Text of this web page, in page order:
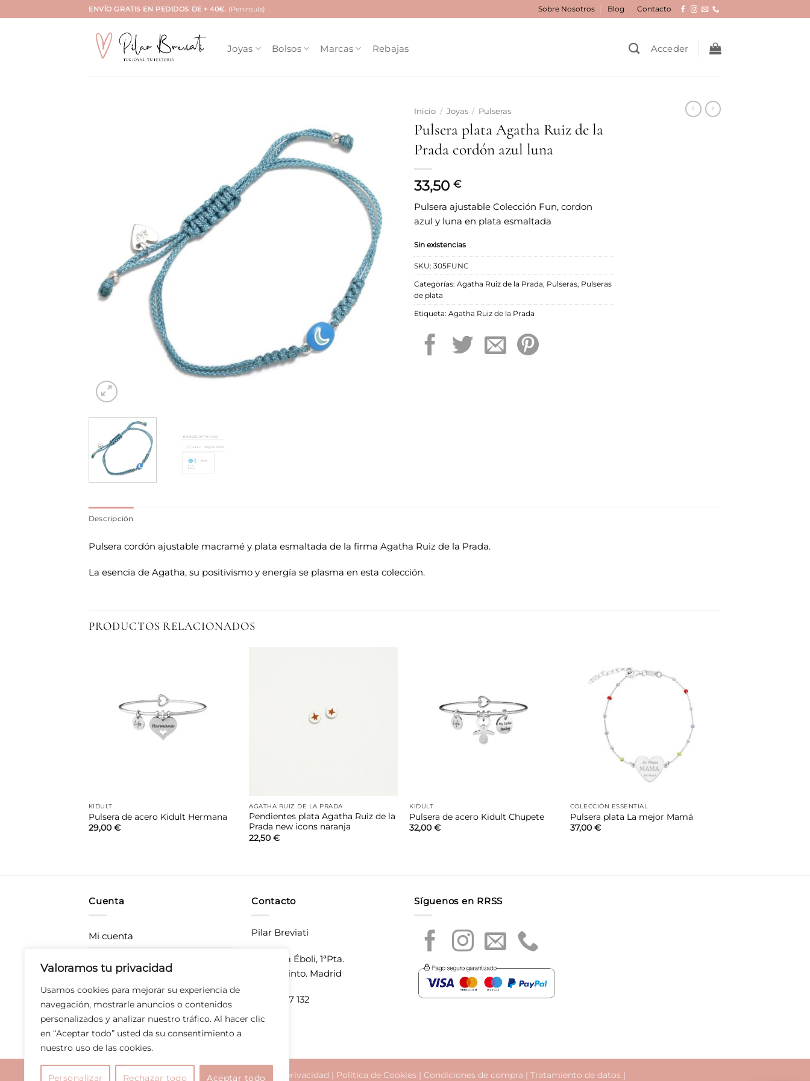
Valoramos tu privacidad
Usamos cookies para mejorar su experiencia de
navegación, mostrarle anuncios o contenidos
personalizados y analizar nuestro tráfico. Al hacer clic
en “Aceptar todo” usted da su consentimiento a
nuestro uso de las cookies.
Personalizar Rechazar todo Aceptar todo
al
ENVÍO GRATIS EN PEDIDOS DE + 40€. (Península) Sobre Nosotros Blog Contacto
Joyas Bolsos Marcas Rebajas Acceder
deseos
Inicio / Joyas / Pulseras
Pulsera plata Agatha Ruiz de la
Prada cordón azul luna
33,50 €
Pulsera ajustable Colección Fun, cordon
azul y luna en plata esmaltada
Sin existencias
SKU: 305FUNC
Categorías: Agatha Ruiz de la Prada, Pulseras, Pulseras
de plata
Etiqueta: Agatha Ruiz de la Prada
Descripción
Pulsera cordón ajustable macramé y plata esmaltada de la firma Agatha Ruiz de la Prada.
La esencia de Agatha, su positivismo y energía se plasma en esta colección.
PRODUCTOS RELACIONADOS
deseos
KIDULT
Pulsera de acero Kidult Hermana
29,00 €
AGATHA RUIZ DE LA PRADA
Pendientes plata Agatha Ruiz de la
Prada new icons naranja
22,50€
deseos
KIDULT
Pulsera de acero Kidult Chupete
32,00€
lista de
deseos
COLECCIÓN ESSENTIAL
Pulsera plata La mejor Mamá
37,00 €
Cuenta
Mi cuenta
Devoluciones
Derecho de desistimiento
Contacto
Pilar Breviati
CC Plaza Éboli, 1ªPta.
28320 Pinto. Madrid
T 675 897 132
Síguenos en RRSS
Aviso legal|Política de privacidad | Política de Cookies| Condiciones de compra | Tratamiento de datos|